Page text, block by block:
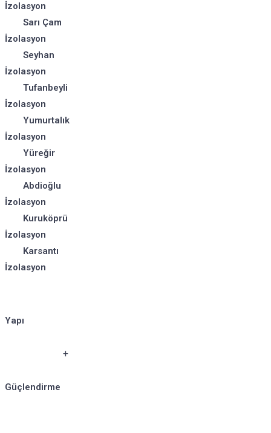
İzolasyon
Sarı Çam
İzolasyon
Seyhan
İzolasyon
Tufanbeyli
İzolasyon
Yumurtalık
İzolasyon
Yüreğir
İzolasyon
Abdioğlu
İzolasyon
Kuruköprü
İzolasyon
Karsantı
İzolasyon
Yapı
Güçlendirme